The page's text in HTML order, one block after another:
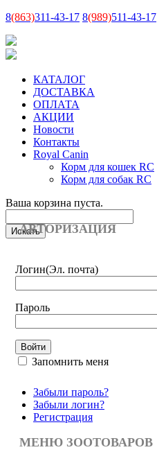
8(863)311-43-17 8(989)511-43-17
КАТАЛОГ
ДОСТАВКА
ОПЛАТА
АКЦИИ
Новости
Контакты
Royal Canin
Корм для кошек RC
Корм для собак RC
Ваша корзина пуста.
АВТОРИЗАЦИЯ
Логин(Эл. почта)
Пароль
Запомнить меня
Забыли пароль?
Забыли логин?
Регистрация
МЕНЮ ЗООТОВАРОВ